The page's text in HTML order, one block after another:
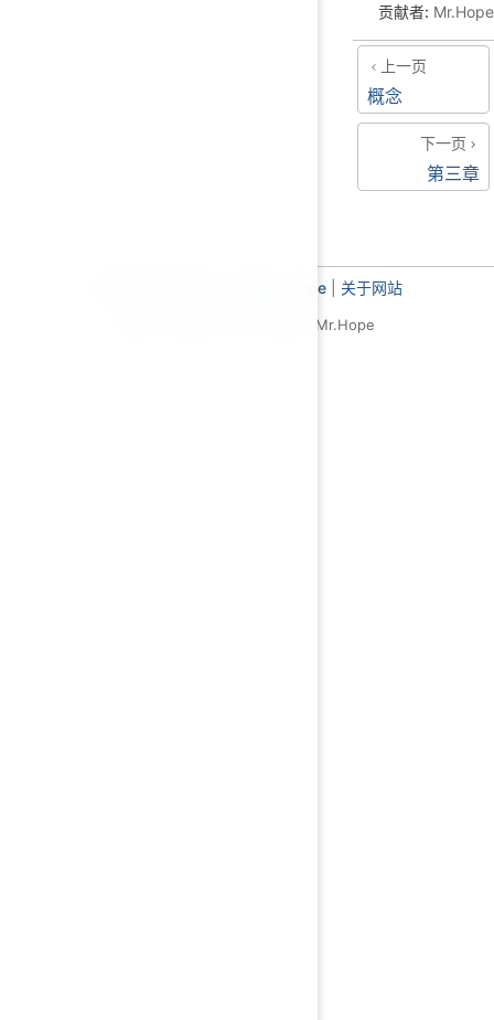
贡献者: Mr.Hope
上一页
概念
下一页
第三章
VuePress Theme Hope| 关于网站
基于 MIT 协议，© 2019-至今 Mr.Hope